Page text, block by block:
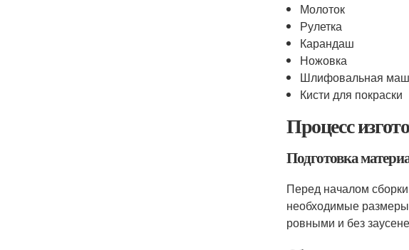
Молоток
Рулетка
Карандаш
Ножовка
Шлифовальная
Кисти для покраски
Процесс
Подготовка
Перед началом
необходимые
ровными и без